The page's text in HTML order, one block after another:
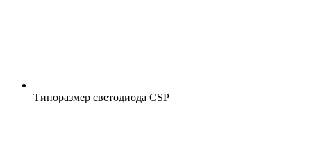
Типоразмер светодиода CSP